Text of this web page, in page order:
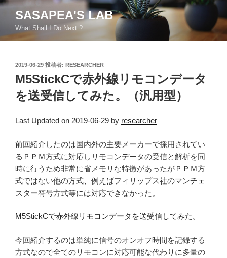
コ
ン
SASAPEA'S LAB
What Shall I Do Next ?
投
稿
日:
2019-06-29 投稿者: RESEARCHER
M5StickCで赤外線リモコンデータ
を送受信してみた。（汎用型）
Last Updated on 2019-06-29 by researcher
前回紹介したのは国内外の主要メーカーで採用されてい
るＰＰＭ方式に対応しリモコンデータの受信と解析を同
時に行うため非常に省メモリな特徴があったがＰＰＭ方
式ではない他の方式、例えばフィリップス社のマンチェ
スター符号方式等には対応できなかった。
M5StickCで赤外線リモコンデータを送受信してみた。
今回紹介するのは単純に信号のオンオフ時間を記録する
方式なので全てのリモコンに対応可能な代わりに多量の